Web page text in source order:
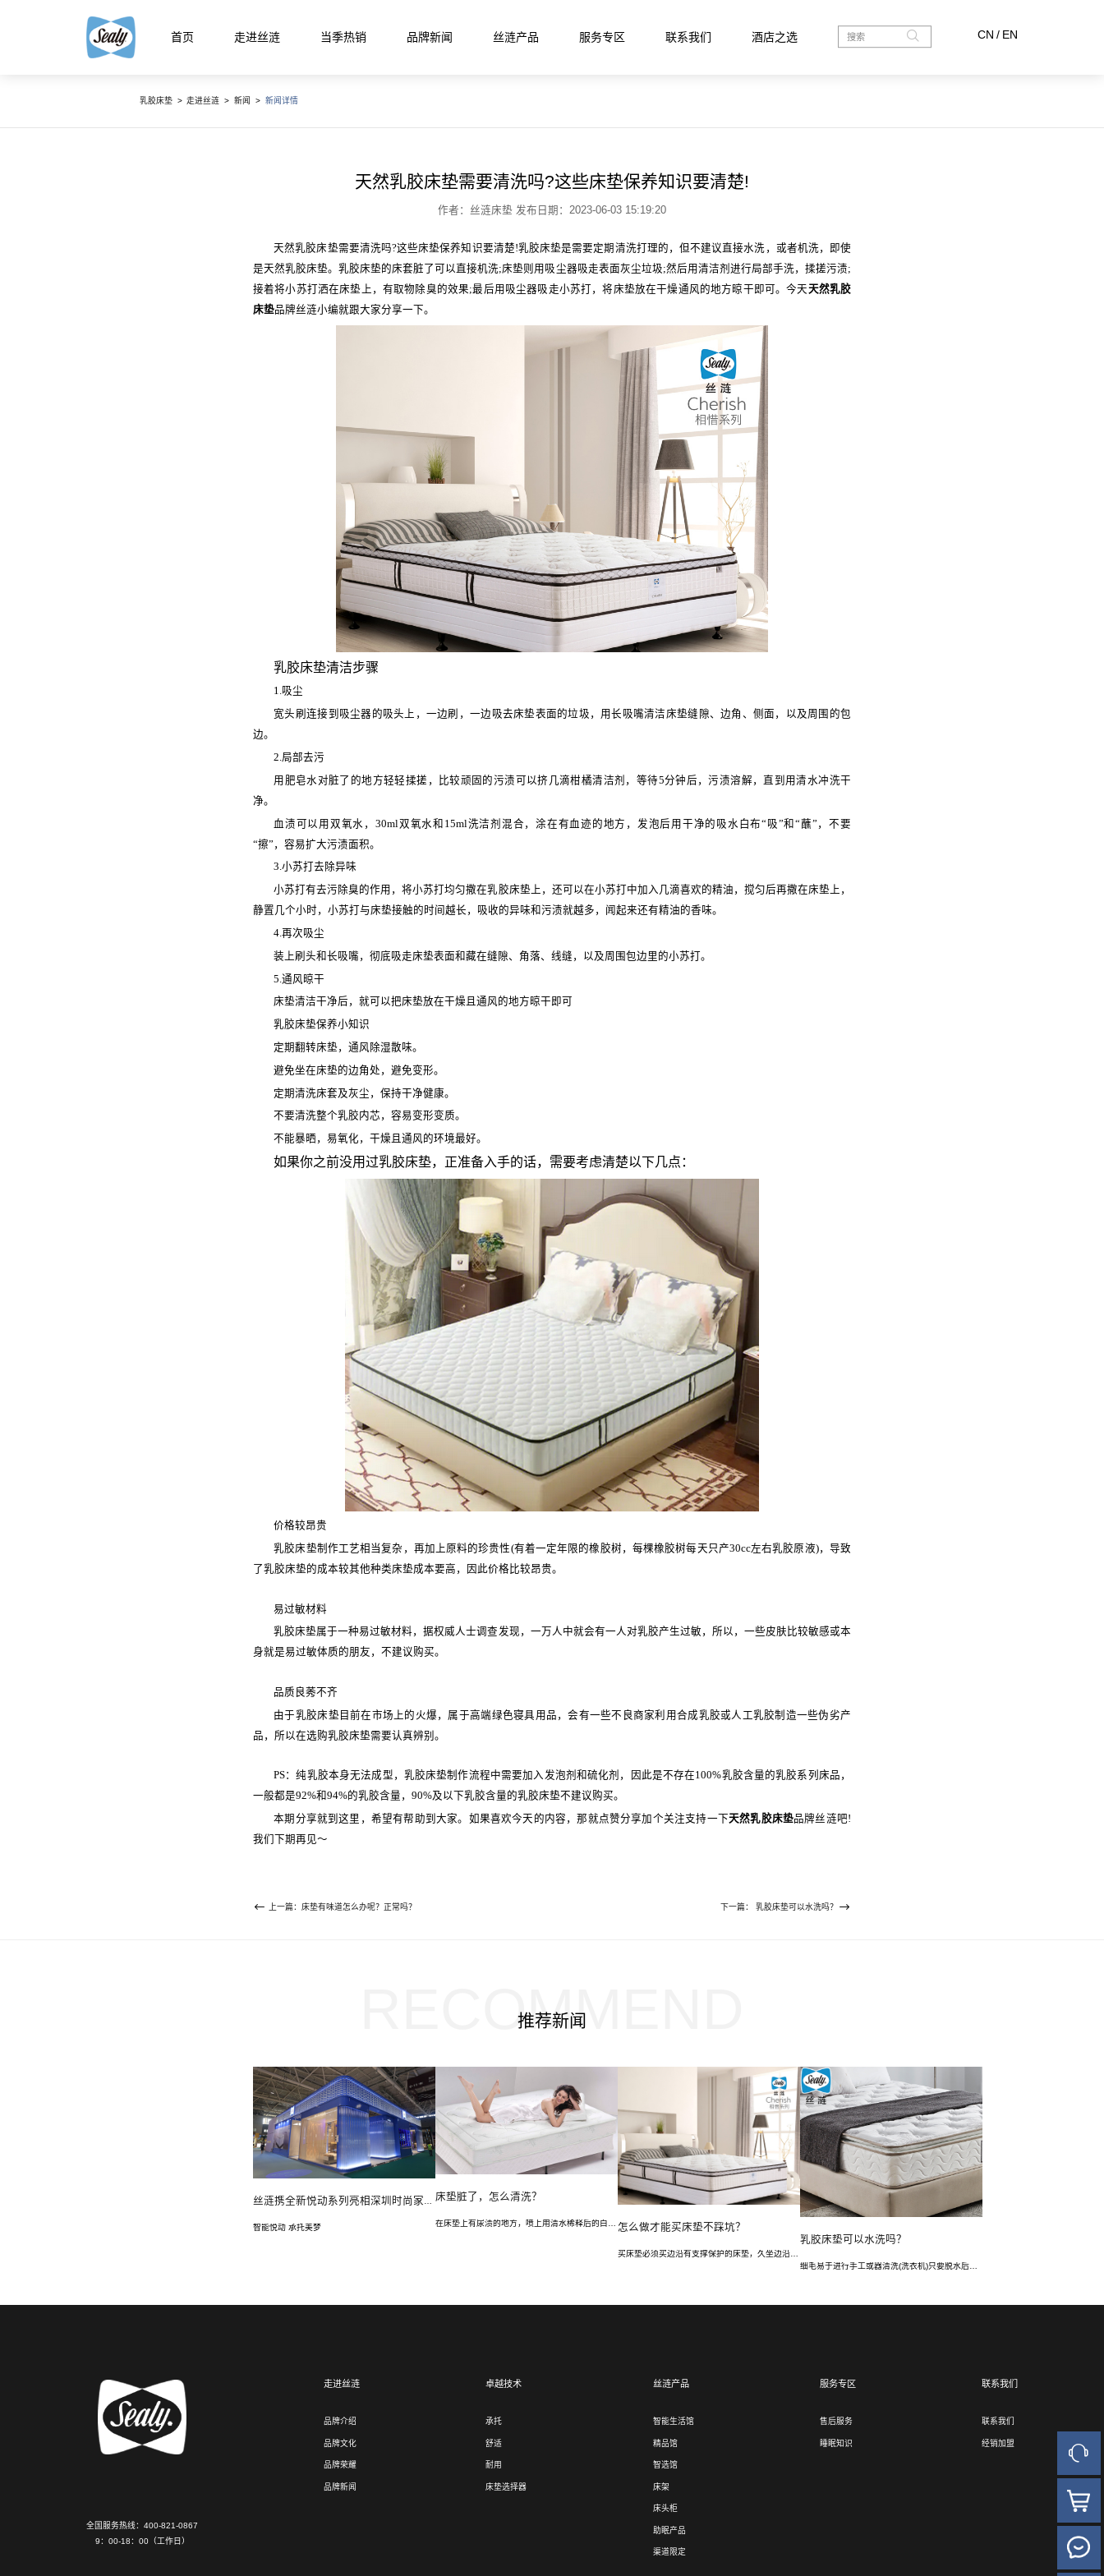
首页 走进丝涟 当季热销 品牌新闻 丝涟产品 服务专区 联系我们 酒店之选 CN / EN
悦动系列 丝涟蓝系列 焕醒系列 隐适系列
乳胶床垫 > 走进丝涟 > 新闻 > 新闻详情
天然乳胶床垫需要清洗吗?这些床垫保养知识要清楚!
作者：丝涟床垫 发布日期：2023-06-03 15:19:20
天然乳胶床垫需要清洗吗?这些床垫保养知识要清楚!乳胶床垫是需要定期清洗打理的，但不建议直接水洗，或者机洗，即使
是天然乳胶床垫。乳胶床垫的床套脏了可以直接机洗;床垫则用吸尘器吸走表面灰尘垃圾;然后用清洁剂进行局部手洗，揉搓污渍;
接着将小苏打洒在床垫上，有取物除臭的效果;最后用吸尘器吸走小苏打，将床垫放在干燥通风的地方晾干即可。今天天然乳胶
床垫品牌丝涟小编就跟大家分享一下。
乳胶床垫清洁步骤
1.吸尘
宽头刷连接到吸尘器的吸头上，一边刷，一边吸去床垫表面的垃圾，用长吸嘴清洁床垫缝隙、边角、侧面，以及周围的包
边。
2.局部去污
用肥皂水对脏了的地方轻轻揉搓，比较顽固的污渍可以挤几滴柑橘清洁剂，等待5分钟后，污渍溶解，直到用清水冲洗干
净。
血渍可以用双氧水，30ml双氧水和15ml洗洁剂混合，涂在有血迹的地方，发泡后用干净的吸水白布“吸”和“蘸”，不要
“擦”，容易扩大污渍面积。
3.小苏打去除异味
小苏打有去污除臭的作用，将小苏打均匀撒在乳胶床垫上，还可以在小苏打中加入几滴喜欢的精油，搅匀后再撒在床垫上，
静置几个小时，小苏打与床垫接触的时间越长，吸收的异味和污渍就越多，闻起来还有精油的香味。
4.再次吸尘
装上刷头和长吸嘴，彻底吸走床垫表面和藏在缝隙、角落、线缝，以及周围包边里的小苏打。
5.通风晾干
床垫清洁干净后，就可以把床垫放在干燥且通风的地方晾干即可
乳胶床垫保养小知识
定期翻转床垫，通风除湿散味。
避免坐在床垫的边角处，避免变形。
定期清洗床套及灰尘，保持干净健康。
不要清洗整个乳胶内芯，容易变形变质。
不能暴晒，易氧化，干燥且通风的环境最好。
如果你之前没用过乳胶床垫，正准备入手的话，需要考虑清楚以下几点：
价格较昂贵
乳胶床垫制作工艺相当复杂，再加上原料的珍贵性(有着一定年限的橡胶树，每棵橡胶树每天只产30cc左右乳胶原液)，导致
了乳胶床垫的成本较其他种类床垫成本要高，因此价格比较昂贵。
易过敏材料
乳胶床垫属于一种易过敏材料，据权威人士调查发现，一万人中就会有一人对乳胶产生过敏，所以，一些皮肤比较敏感或本
身就是易过敏体质的朋友，不建议购买。
品质良莠不齐
由于乳胶床垫目前在市场上的火爆，属于高端绿色寝具用品，会有一些不良商家利用合成乳胶或人工乳胶制造一些伪劣产
品，所以在选购乳胶床垫需要认真辨别。
PS：纯乳胶本身无法成型，乳胶床垫制作流程中需要加入发泡剂和硫化剂，因此是不存在100%乳胶含量的乳胶系列床品，
一般都是92%和94%的乳胶含量，90%及以下乳胶含量的乳胶床垫不建议购买。
本期分享就到这里，希望有帮助到大家。如果喜欢今天的内容，那就点赞分享加个关注支持一下天然乳胶床垫品牌丝涟吧!
我们下期再见～
上一篇：床垫有味道怎么办呢？正常吗？ 下一篇： 乳胶床垫可以水洗吗？
推荐新闻
RECOMMEND
智能悦动 承托美梦
床垫脏了，怎么清洗？
怎么做才能​买床垫不踩坑？
买床垫必须买边沿有支撑保护的床垫，久坐边沿不塌陷，不管是在床边坐起换衣服还是休息，都不担心床垫反复受力塌陷。常见的保护方式有三种，分别是海绵、弹簧、乳胶，个人认为弹簧受力更好，也更加稳固安全。
乳胶床垫可以水洗吗？
细毛易于进行手工或器清洗(洗衣机)只要脱水后用电扇吹干，或烘箱烘干，绝不变形，永保清洁。
全国服务热线：400-821-0867
9：00-18：00（工作日）
走进丝涟
品牌介绍
品牌文化
品牌荣耀
品牌新闻
卓越技术
承托
舒适
耐用
床垫选择器
丝涟产品
智能生活馆
精品馆
智选馆
床架
床头柜
助眠产品
渠道限定
服务专区
售后服务
睡眠知识
联系我们
联系我们
经销加盟
人工客
官方商